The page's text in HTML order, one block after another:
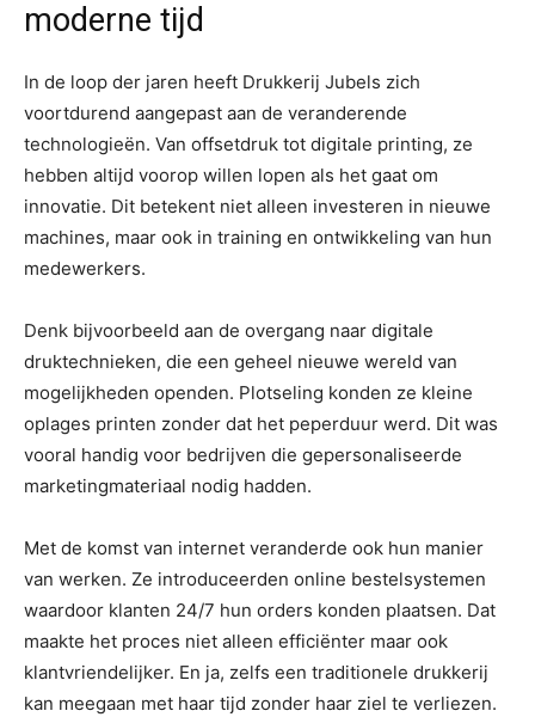
moderne tijd
In de loop der jaren heeft Drukkerij Jubels zich
voortdurend aangepast aan de veranderende
technologieën. Van offsetdruk tot digitale printing, ze
hebben altijd voorop willen lopen als het gaat om
innovatie. Dit betekent niet alleen investeren in nieuwe
machines, maar ook in training en ontwikkeling van hun
medewerkers.
Denk bijvoorbeeld aan de overgang naar digitale
druktechnieken, die een geheel nieuwe wereld van
mogelijkheden openden. Plotseling konden ze kleine
oplages printen zonder dat het peperduur werd. Dit was
vooral handig voor bedrijven die gepersonaliseerde
marketingmateriaal nodig hadden.
Met de komst van internet veranderde ook hun manier
van werken. Ze introduceerden online bestelsystemen
waardoor klanten 24/7 hun orders konden plaatsen. Dat
maakte het proces niet alleen efficiënter maar ook
klantvriendelijker. En ja, zelfs een traditionele drukkerij
kan meegaan met haar tijd zonder haar ziel te verliezen.